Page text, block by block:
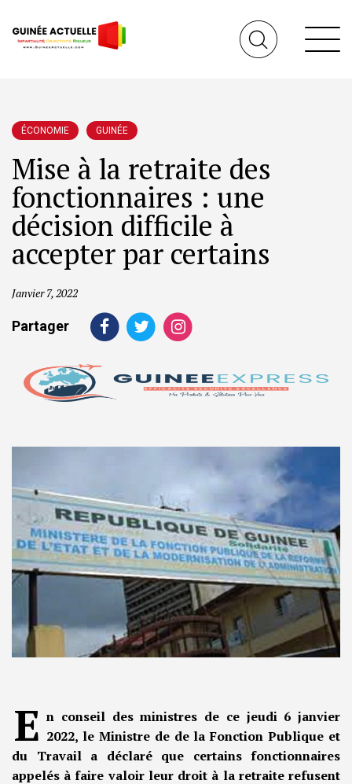
ÉCONOMIE GUINÉE
Mise à la retraite des
fonctionnaires : une
décision difficile à
accepter par certains
Janvier 7, 2022
Partager
E n conseil des ministres de ce jeudi 6 janvier
2022, le Ministre de de la Fonction Publique et
du Travail a déclaré que certains fonctionnaires
appelés à faire valoir leur droit à la retraite refusent